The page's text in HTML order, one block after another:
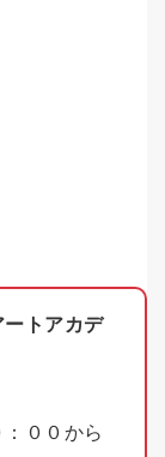
トアカデ
００から